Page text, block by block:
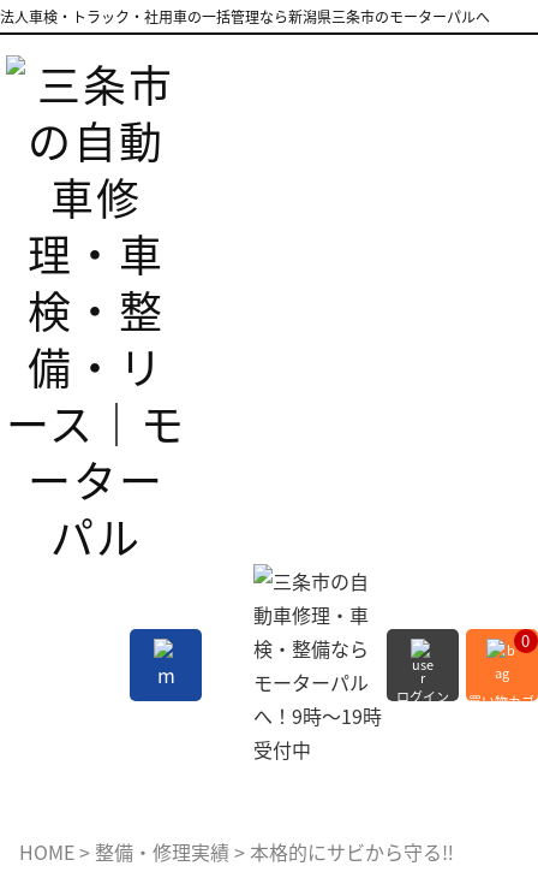
法人車検・トラック・社用車の一括管理なら新潟県三条市のモーターパルへ
ログイン
0
買い物カゴ
HOME> 整備・修理実績 > 本格的にサビから守る‼️